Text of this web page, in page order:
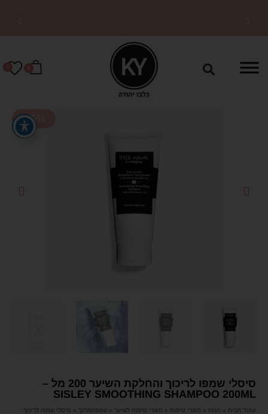
0
0
-15%
סיסלי שמפו לריכוך והחלקת השיער 200 מל –
SISLEY SMOOTHING SHAMPOO 200ML
עמוד הבית » חנות » מוצרי טיפוח » מוצרי טיפוח לשיער » שמפו/מרכך » סיסלי שמפו לריכוך